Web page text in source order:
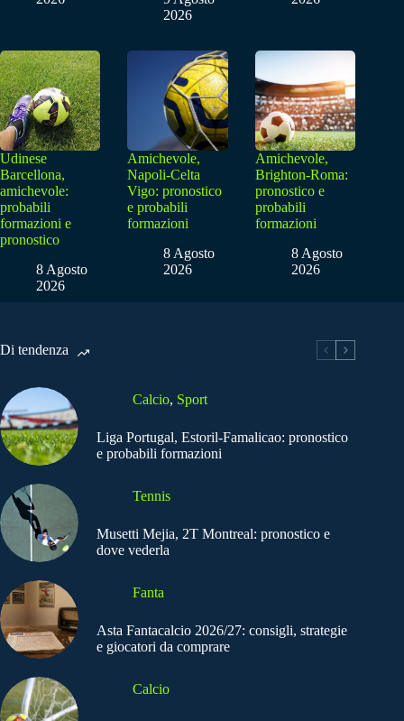
2026
Udinese
Barcellona,
amichevole:
probabili
formazioni e
pronostico
8 Agosto
2026
Amichevole,
Napoli-Celta
Vigo: pronostico
e probabili
formazioni
8 Agosto
2026
Amichevole,
Brighton-Roma:
pronostico e
probabili
formazioni
8 Agosto
2026
Di tendenza
Calcio, Sport
Liga Portugal, Estoril-Famalicao: pronostico
e probabili formazioni
Tennis
Musetti Mejia, 2T Montreal: pronostico e
dove vederla
Fanta
Asta Fantacalcio 2026/27: consigli, strategie
e giocatori da comprare
Calcio